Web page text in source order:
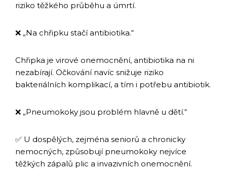
riziko těžkého průběhu a úmrtí.
❌ „Na chřipku stačí antibiotika.“
Chřipka je virové onemocnění, antibiotika na ni
nezabírají. Očkování navíc snižuje riziko
bakteriálních komplikací, a tím i potřebu antibiotik.
❌ „Pneumokoky jsou problém hlavně u dětí.“
✅ U dospělých, zejména seniorů a chronicky
nemocných, způsobují pneumokoky nejvíce
těžkých zápalů plic a invazivních onemocnění.